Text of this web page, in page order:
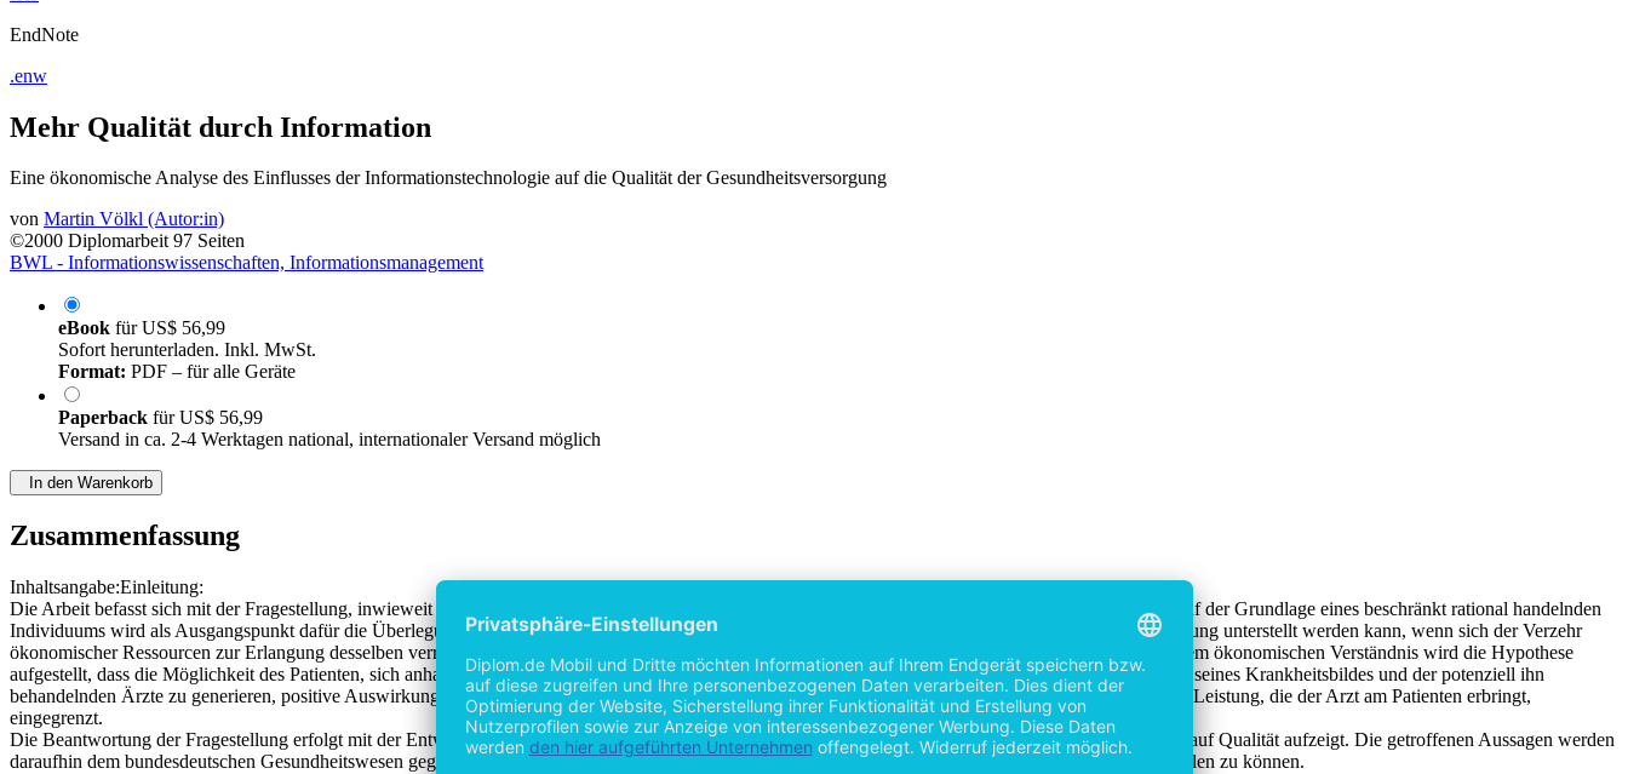
EndNote
.enw
Mehr Qualität durch Information
Eine ökonomische Analyse des Einflusses der Informationstechnologie auf die Qualität der Gesundheitsversorgung
von Martin Völkl (Autor:in)
©2000 Diplomarbeit 97 Seiten
BWL - Informationswissenschaften, Informationsmanagement
eBook fürUS$ 56,99
Sofort herunterladen. Inkl. MwSt.
Format: PDF – für alle Geräte
Paperback fürUS$ 56,99
Versand in ca. 2-4 Werktagen national, internationaler Versand möglich
In den Warenkorb
Zusammenfassung
Inhaltsangabe:Einleitung:
Die Arbeit befasst sich mit der Fragestellung, inwieweit die Informationstechnologie Einfluss auf die Qualität der Gesundheitsversorgung nehmen kann. Auf der Grundlage eines beschränkt rational handelnden
Individuums wird als Ausgangspunkt dafür die Überlegung angestellt, dass dem Patienten ein gesteigertes Interesse an der Qualität der Gesundheitsversorgung unterstellt werden kann, wenn sich der Verzehr
ökonomischer Ressourcen zur Erlangung desselben verringert und sich zudem die Wertschätzung für die Ressource Gesundheit erhöht. Basierend auf diesem ökonomischen Verständnis wird die Hypothese
aufgestellt, dass die Möglichkeit des Patienten, sich anhand der Informationstechnologie ex ante detaillierte und maßgeschneiderte Informationen bezüglich seines Krankheitsbildes und der potenziell ihn
behandelnden Ärzte zu generieren, positive Auswirkungen auf die Gesundheitsversorgung hat. Der Terminus "Gesundheitsversorgung" wird dabei auf die Leistung, die der Arzt am Patienten erbringt,
eingegrenzt.
Die Beantwortung der Fragestellung erfolgt mit der Entwicklung eines Mechanismus, der eine mögliche Wirkungsweise des Einflusses von Informationen auf Qualität aufzeigt. Die getroffenen Aussagen werden
daraufhin dem bundesdeutschen Gesundheitswesen gegenübergestellt, um auch den Einfluss von Informationen in einem realen Gesundheitssystem beurteilen zu können.